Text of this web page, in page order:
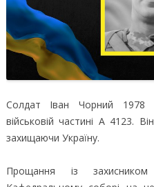
Солдат Іван Чорний 1978
військовій частині А 4123.
захищаючи Україну.
Прощання із